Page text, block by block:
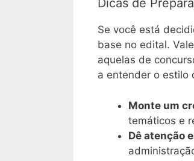
Dicas de
Se você está
base no edital.
aquelas de
a entender o estilo
Monte um
temáticos e
Dê atenção